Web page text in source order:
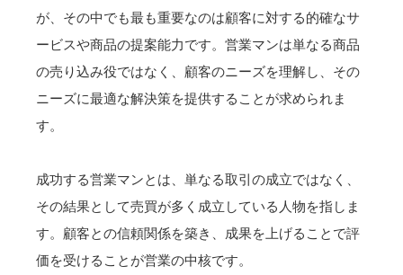
が、その中でも最も重要なのは顧客に対する的確なサ
ービスや商品の提案能力です。営業マンは単なる商品
の売り込み役ではなく、顧客のニーズを理解し、その
ニーズに最適な解決策を提供することが求められま
す。
成功する営業マンとは、単なる取引の成立ではなく、
その結果として売買が多く成立している人物を指しま
す。顧客との信頼関係を築き、成果を上げることで評
価を受けることが営業の中核です。